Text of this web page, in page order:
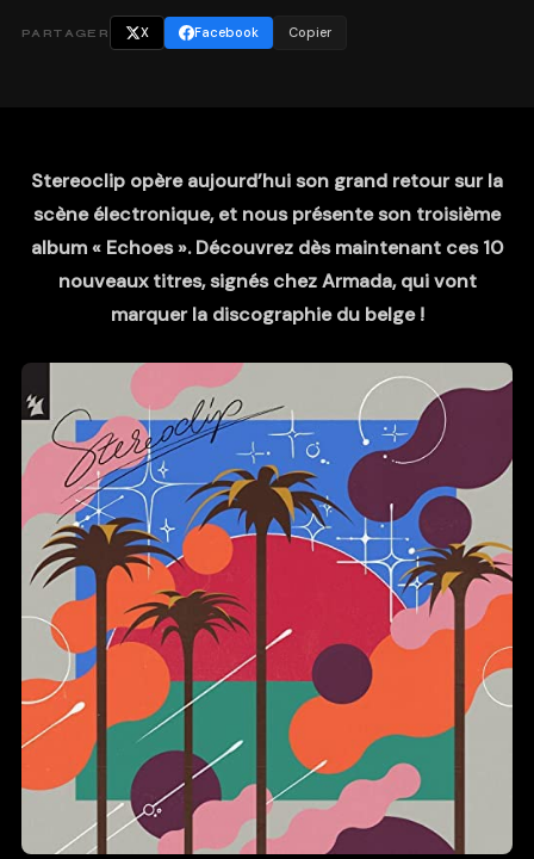
PARTAGER X Facebook Copier
Stereoclip opère aujourd’hui son grand retour sur la
scène électronique, et nous présente son troisième
album « Echoes ». Découvrez dès maintenant ces 10
nouveaux titres, signés chez Armada, qui vont
marquer la discographie du belge !